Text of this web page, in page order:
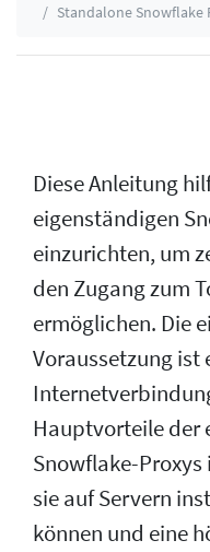
Standalone Snowflake
Diese Anleitung
eigenständigen
einzurichten, um
den Zugang zum
ermöglichen. Die
Voraussetzung ist
Hauptvorteile der
Snowflake-
sie auf Servern
können und eine